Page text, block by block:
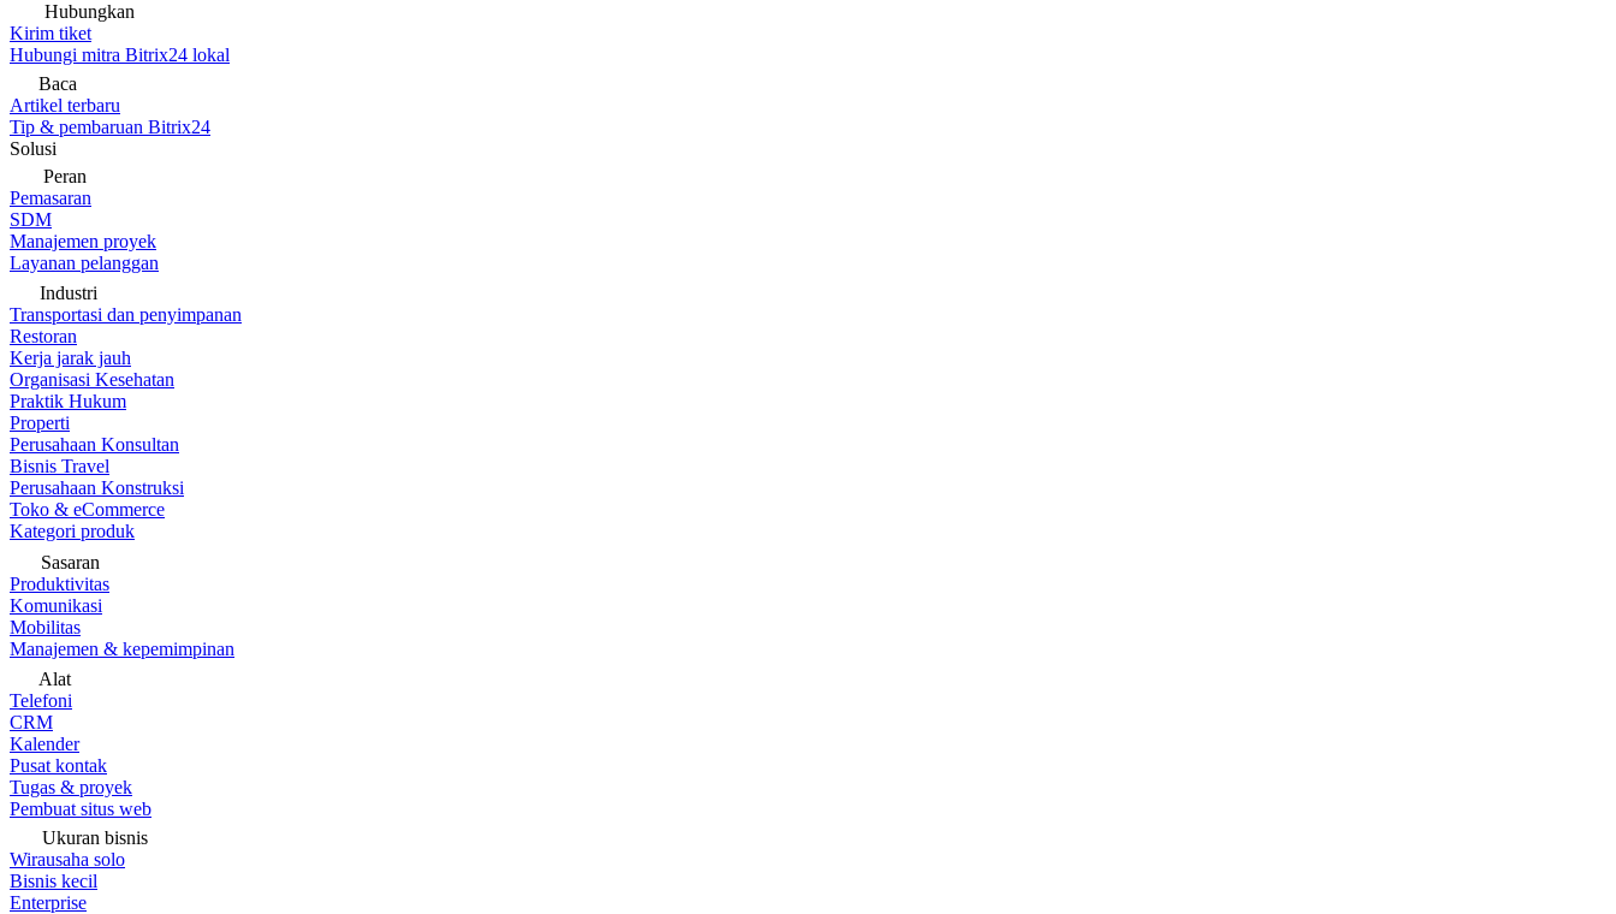
Hubungkan
Kirim tiket
Hubungi mitra Bitrix24 lokal
Baca
Artikel terbaru
Tip & pembaruan Bitrix24
Solusi
Peran
Pemasaran
SDM
Manajemen proyek
Layanan pelanggan
Industri
Transportasi dan penyimpanan
Restoran
Kerja jarak jauh
Organisasi Kesehatan
Praktik Hukum
Properti
Perusahaan Konsultan
Bisnis Travel
Perusahaan Konstruksi
Toko & eCommerce
Kategori produk
Sasaran
Produktivitas
Komunikasi
Mobilitas
Manajemen & kepemimpinan
Alat
Telefoni
CRM
Kalender
Pusat kontak
Tugas & proyek
Pembuat situs web
Ukuran bisnis
Wirausaha solo
Bisnis kecil
Enterprise